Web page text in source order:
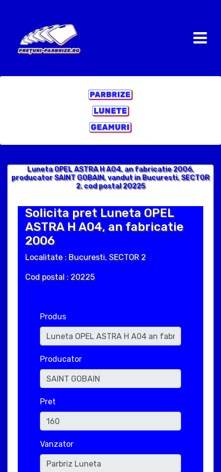
Luneta OPEL ASTRA H A04, an fabricatie 2006,
producator SAINT GOBAIN, vandut in Bucuresti, SECTOR
2, cod postal 20225
Solicita pret Luneta OPEL
ASTRA H A04, an fabricatie
2006
Localitate : Bucuresti, SECTOR 2
Cod postal : 20225
Produs
Producator
Pret
Vanzator